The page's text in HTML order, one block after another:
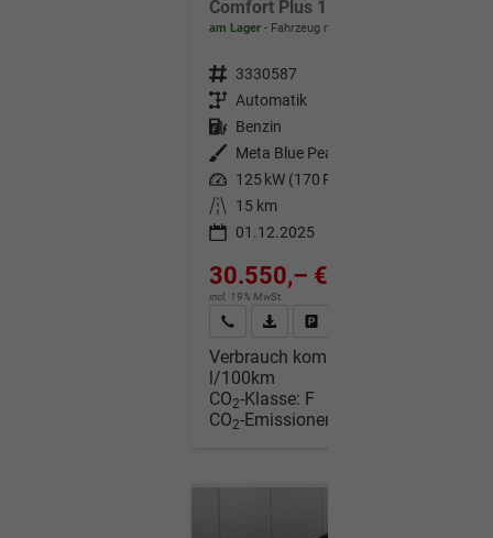
am Lager Fahrzeug mit Tageszulassung
Fahrzeugnr. 3330587
Getriebe Automatik
Kraftstoff Benzin
Außenfarbe
Meta Blue Pearl
Leistung 125 kW (170 PS)
Kilometerstand
15 km
01.12.2025
30.550,– €
incl. 19% MwSt.
Wir rufen Sie anFahrzeugexposé (PDF)
Verbrauch kombiniert:
l/100km
CO2-Klasse: F
CO2-Emissionen: